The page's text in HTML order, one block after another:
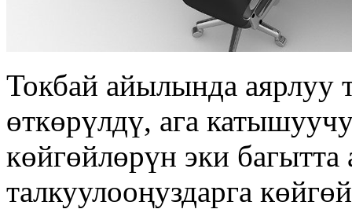
Токбай айылында аярлуу
өткөрүлдү, ага
көйгөйлөрүн эки
талкуулооңуздарга